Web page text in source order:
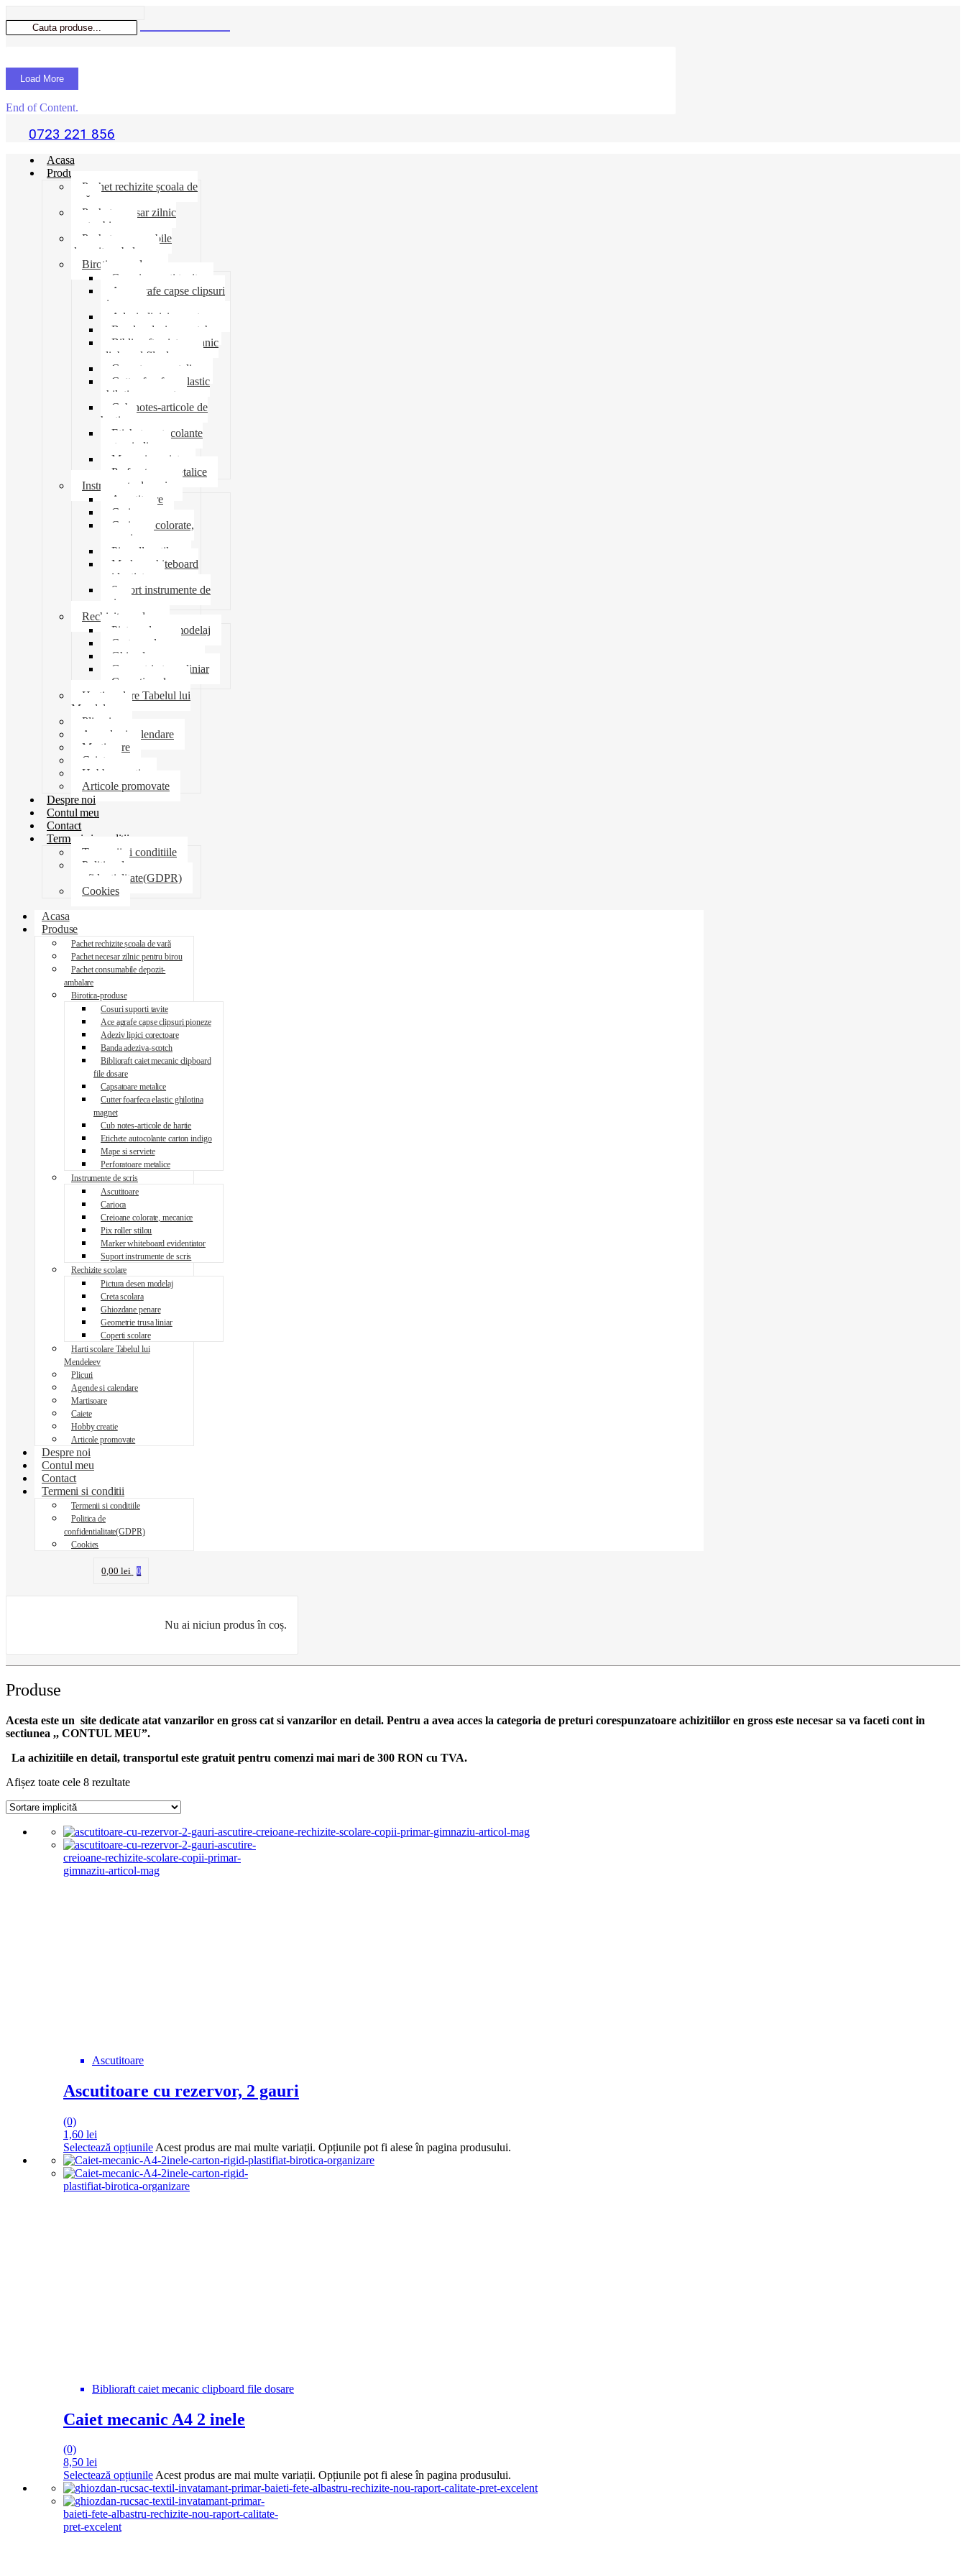
Load More
End of Content.
0723 221 856
Acasa
Produse
Pachet rechizite școala de
vară
Pachet necesar zilnic
pentru birou
Pachet consumabile
depozit-ambalare
Birotica-produse
Cosuri suporti tavite
Ace agrafe capse clipsuri
pioneze
Adeziv lipici corectoare
Banda adeziva-scotch
Biblioraft caiet mecanic
clipboard file dosare
Capsatoare metalice
Cutter foarfeca elastic
ghilotina magnet
Cub notes-articole de
hartie
Etichete autocolante
carton indigo
Mape si serviete
Perforatoare metalice
Instrumente de scris
Ascutitoare
Carioca
Creioane colorate,
mecanice
Pix roller stilou
Marker whiteboard
evidentiator
Suport instrumente de
scris
Rechizite scolare
Pictura desen modelaj
Creta scolara
Ghiozdane penare
Geometrie trusa liniar
Coperti scolare
Harti scolare Tabelul lui
Mendeleev
Plicuri
Agende si calendare
Martisoare
Caiete
Hobby creatie
Articole promovate
Despre noi
Contul meu
Contact
Termeni si conditii
Termenii si conditiile
Politica de
confidentialitate(GDPR)
Cookies
Acasa
Produse
Pachet rechizite școala de vară
Pachet necesar zilnic pentru birou
Pachet consumabile depozit-
ambalare
Birotica-produse
Cosuri suporti tavite
Ace agrafe capse clipsuri pioneze
Adeziv lipici corectoare
Banda adeziva-scotch
Biblioraft caiet mecanic clipboard
file dosare
Capsatoare metalice
Cutter foarfeca elastic ghilotina
magnet
Cub notes-articole de hartie
Etichete autocolante carton indigo
Mape si serviete
Perforatoare metalice
Instrumente de scris
Ascutitoare
Carioca
Creioane colorate, mecanice
Pix roller stilou
Marker whiteboard evidentiator
Suport instrumente de scris
Rechizite scolare
Pictura desen modelaj
Creta scolara
Ghiozdane penare
Geometrie trusa liniar
Coperti scolare
Harti scolare Tabelul lui
Mendeleev
Plicuri
Agende si calendare
Martisoare
Caiete
Hobby creatie
Articole promovate
Despre noi
Contul meu
Contact
Termeni si conditii
Termenii si conditiile
Politica de
confidentialitate(GDPR)
Cookies
0,00lei 0
Nu ai niciun produs în coș.
Produse
Acesta este un site dedicate atat vanzarilor en gross cat si vanzarilor en detail. Pentru a avea acces la categoria de preturi corespunzatoare achizitiilor en gross este necesar sa va faceti cont in
sectiunea ,, CONTUL MEU”.
La achizitiile en detail, transportul este gratuit pentru comenzi mai mari de 300 RON cu TVA.
Afișez toate cele 8 rezultate
Ascutitoare
Ascutitoare cu rezervor, 2 gauri
(0)
1,60 lei
Selectează opțiunile Acest produs are mai multe variații. Opțiunile pot fi alese în pagina produsului.
Biblioraft caiet mecanic clipboard file dosare
Caiet mecanic A4 2 inele
(0)
8,50 lei
Selectează opțiunileAcest produs are mai multe variații. Opțiunile pot fi alese în pagina produsului.